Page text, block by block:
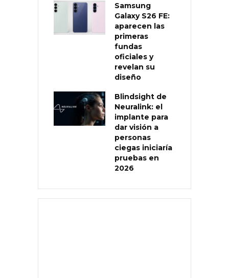
Samsung
Galaxy S26 FE:
aparecen las
primeras
fundas
oficiales y
revelan su
diseño
Blindsight de
Neuralink: el
implante para
dar visión a
personas
ciegas iniciaría
pruebas en
2026